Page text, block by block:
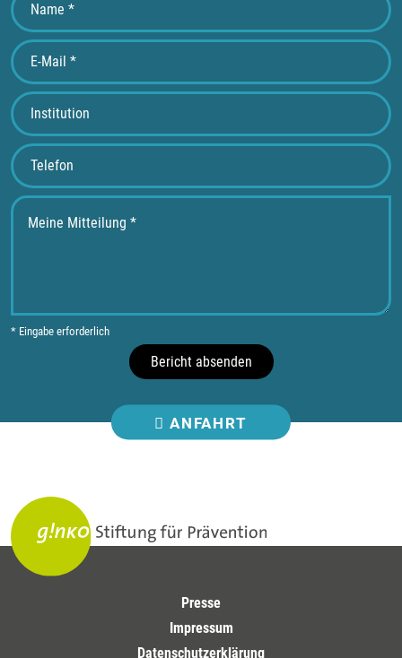
* Eingabe erforderlich
Bericht absenden
ANFAHRT
Presse
Impressum
Datenschutzerklärung